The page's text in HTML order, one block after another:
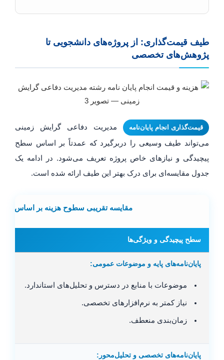
طیف قیمت‌گذاری: از پروژه‌های دانشجویی تا
پژوهش‌های تخصصی
قیمت‌گذاری انجام پایان‌نامه
مدیریت دفاعی گرایش زمینی
می‌تواند طیف وسیعی را دربرگیرد که عمدتاً بر اساس سطح
پیچیدگی و نیازهای خاص پروژه تعریف می‌شود. در ادامه یک
جدول مقایسه‌ای برای درک بهتر این طیف ارائه شده است.
مقایسه تقریبی سطوح هزینه بر اساس
سطح پیچیدگی و ویژگی‌ها
پایان‌نامه‌های پایه و موضوعات عمومی:
موضوعات با منابع در دسترس و تحلیل‌های استاندارد.
نیاز کمتر به نرم‌افزارهای تخصصی.
زمان‌بندی منعطف.
پایان‌نامه‌های تخصصی و تحلیل‌محور: